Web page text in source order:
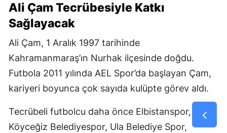
Ali Çam Tecrübesiyle Katkı
Sağlayacak
Ali Çam, 1 Aralık 1997 tarihinde
Kahramanmaraş’ın Nurhak ilçesinde doğdu.
Futbola 2011 yılında AEL Spor’da başlayan Çam,
kariyeri boyunca çok sayıda kulüpte görev aldı.
Tecrübeli futbolcu daha önce Elbistanspor,
Köyceğiz Belediyespor, Ula Belediye Spor,